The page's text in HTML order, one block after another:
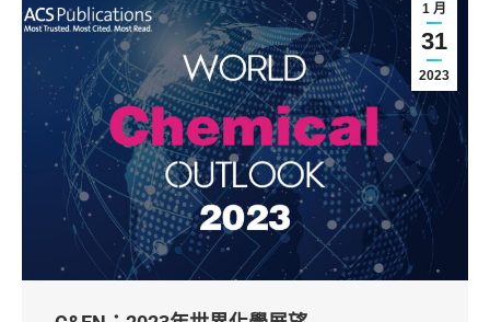
1 月
31
2023